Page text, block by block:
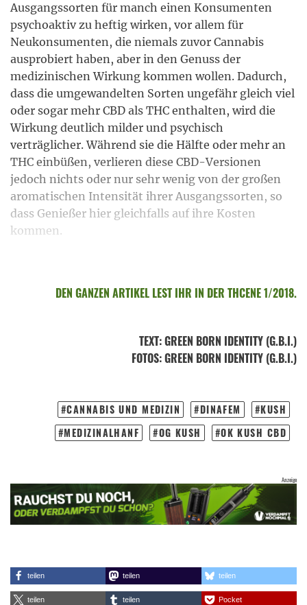
Ausgangssorten für manch einen Konsumenten
psychoaktiv zu heftig wirken, vor allem für
Neukonsumenten, die niemals zuvor Cannabis
ausprobiert haben, aber in den Genuss der
medizinischen Wirkung kommen wollen. Dadurch,
dass die umgewandelten Sorten ungefähr gleich viel
oder sogar mehr CBD als THC enthalten, wird die
Wirkung deutlich milder und psychisch
verträglicher. Während sie die Hälfte oder mehr an
THC einbüßen, verlieren diese CBD-Versionen
jedoch nichts oder nur sehr wenig von der großen
aromatischen Intensität ihrer Ausgangssorten, so
dass Genießer hier gleichfalls auf ihre Kosten
kommen.
DEN GANZEN ARTIKEL LEST IHR IN DER THCENE 1/2018.
TEXT:GREEN BORN IDENTITY (G.B.I.)
FOTOS: GREEN BORN IDENTITY (G.B.I.)
CANNABIS UND MEDIZIN DINAFEM
KUSH
MEDIZINALHANF
OG KUSH OK KUSH CBD
teilen teilen teilen
teilen teilen Pocket